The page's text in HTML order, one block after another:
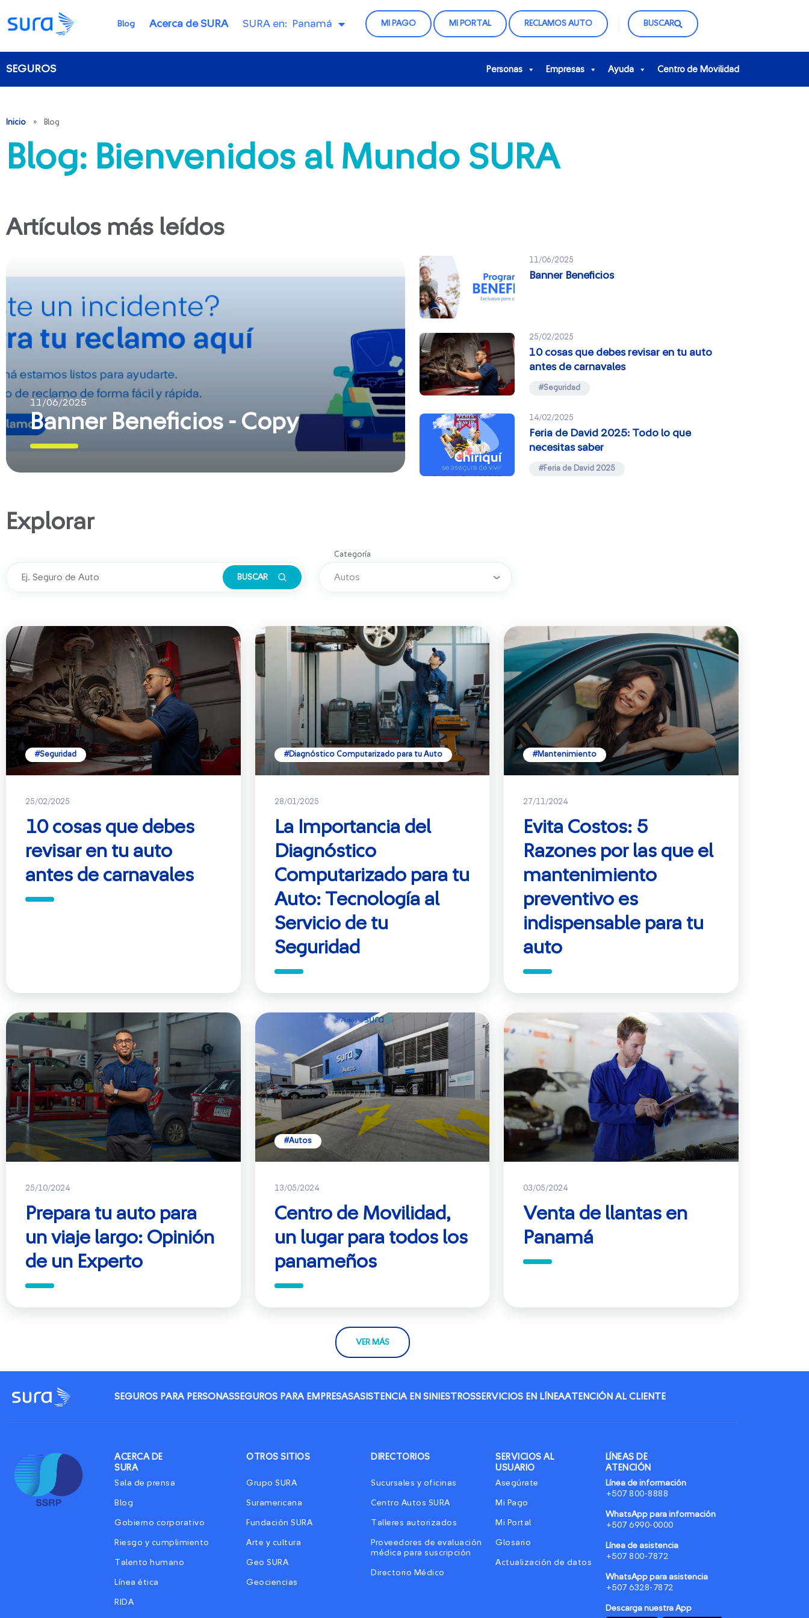
Los 5 Destinos Más Llamativos
Blog Acerca de SURA SURA en: Panamá MI PAGO MI PORTAL RECLAMOS AUTO BUSCAR
SEGUROS Personas Empresas Ayuda Centro de Movilidad
Inicio » Blog
Blog: Bienvenidos al Mundo SURA
Artículos más leídos
11/06/2025
Banner Beneficios - Copy
11/06/2025
Banner Beneficios
25/02/2025
10 cosas que debes revisar en tu auto
antes de carnavales
#Seguridad
14/02/2025
Feria de David 2025: Todo lo que
necesitas saber
#Feria de David 2025
Explorar
BUSCAR
Categoría
#Seguridad
25/02/2025
10 cosas que debes
revisar en tu auto
antes de carnavales
#Diagnóstico Computarizado para tu Auto
28/01/2025
La Importancia del
Diagnóstico
Computarizado para tu
Auto: Tecnología al
Servicio de tu
Seguridad
#Mantenimiento
27/11/2024
Evita Costos: 5
Razones por las que el
mantenimiento
preventivo es
indispensable para tu
auto
25/10/2024
Prepara tu auto para
un viaje largo: Opinión
de un Experto
#Autos
13/05/2024
Centro de Movilidad,
un lugar para todos los
panameños
03/05/2024
Venta de llantas en
Panamá
VER MÁS
SEGUROS PARA PERSONASSEGUROS PARA EMPRESASASISTENCIA EN SINIESTROSSERVICIOS EN LÍNEAATENCIÓN AL CLIENTE
ACERCA DE
SURA
Sala de prensa
Blog
Gobierno corporativo
Riesgo y cumplimiento
Talento humano
Línea ética
RIDA
OTROS SITIOS
Grupo SURA
Suramericana
Fundación SURA
Arte y cultura
Geo SURA
Geociencias
DIRECTORIOS
Sucursales y oficinas
Centro Autos SURA
Talleres autorizados
Proveedores de evaluación
médica para suscripción
Directorio Médico
SERVICIOS AL
USUARIO
Asegúrate
Mi Pago
Mi Portal
Glosario
Actualización de datos
LÍNEAS DE
ATENCIÓN
Línea de información
+507 800-8888
WhatsApp para información
+507 6990-0000
Línea de asistencia
+507 800-7872
WhatsApp para asistencia
+507 6328-7872
Descarga nuestra App